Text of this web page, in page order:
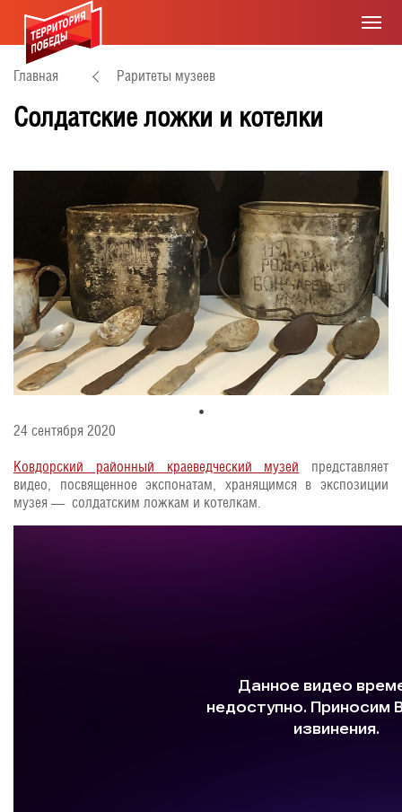
Главная Раритеты музеев
Солдатские ложки и котелки
24 сентября 2020
Ковдорский районный краеведческий музей представляет
видео, посвященное экспонатам, хранящимся в экспозиции
музея — солдатским ложкам и котелкам.